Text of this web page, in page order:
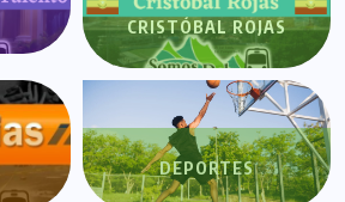
CRISTÓBAL ROJAS
DEPORTES